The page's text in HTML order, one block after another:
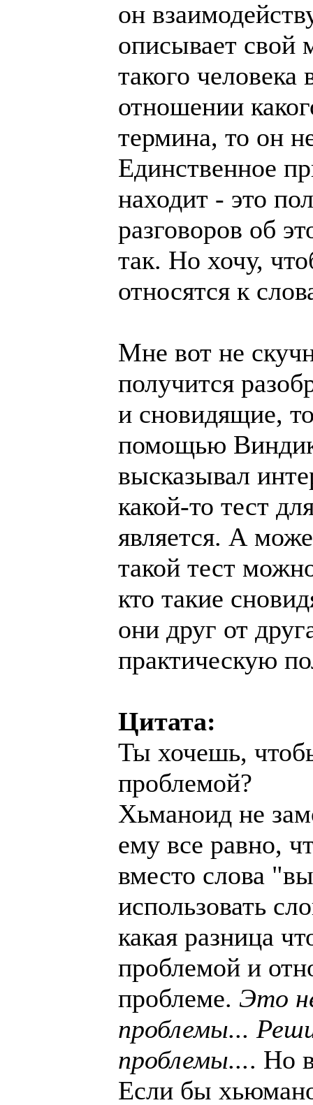
он
описывает свой
такого человека
отношении
термина, то он
Единственное
находит - это
разговоров об
так. Но хочу,
относятся к
Мне вот не
получится
и сновидящие,
помощью
высказывал
какой-то тест
является. А
такой тест
кто такие
они друг от
практическую
Цитата:
Ты хочешь,
проблемой?
Хьманоид не
ему все равно,
вместо слова
использовать
какая разница
проблемой и
проблеме. Это
проблемы...
проблемы.... Но
Если бы